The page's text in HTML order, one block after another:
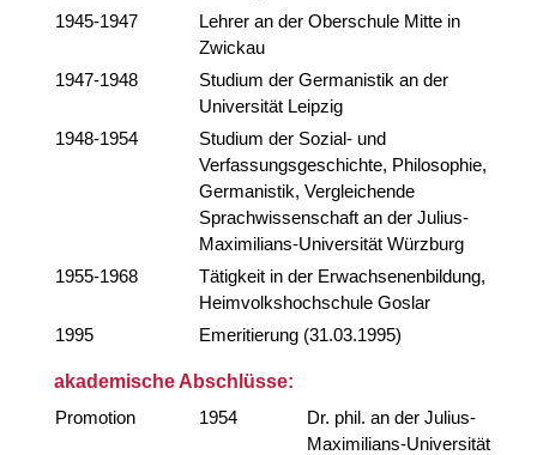
1945-1947
Lehrer an der Oberschule Mitte in
Zwickau
1947-1948
Studium der Germanistik an der
Universität Leipzig
1948-1954
Studium der Sozial- und
Verfassungsgeschichte, Philosophie,
Germanistik, Vergleichende
Sprachwissenschaft an der Julius-
Maximilians-Universität Würzburg
1955-1968
Tätigkeit in der Erwachsenenbildung,
Heimvolkshochschule Goslar
1995
Emeritierung (31.03.1995)
akademische Abschlüsse:
Promotion
1954
Dr. phil. an der Julius-
Maximilians-Universität